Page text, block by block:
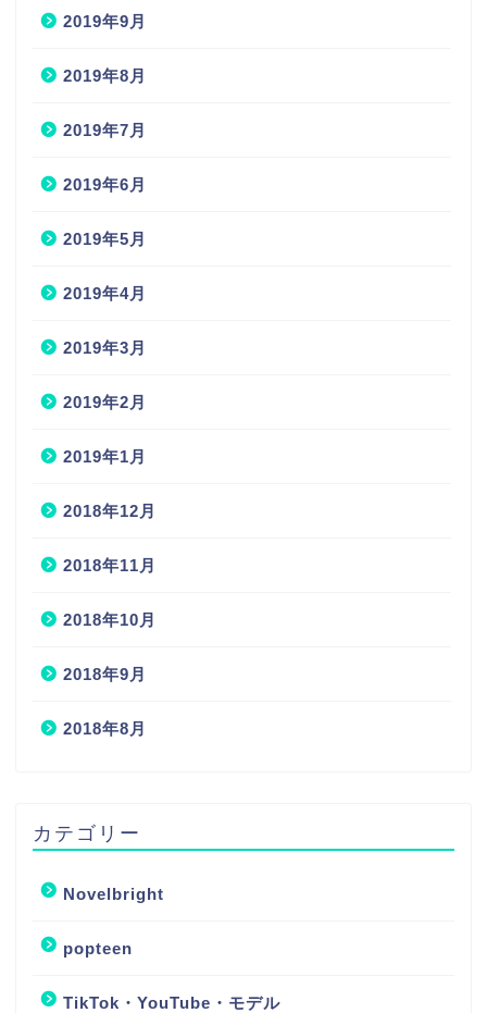
2019年9月
2019年8月
2019年7月
2019年6月
2019年5月
2019年4月
2019年3月
2019年2月
2019年1月
2018年12月
2018年11月
2018年10月
2018年9月
2018年8月
カテゴリー
Novelbright
popteen
TikTok・YouTube・モデル